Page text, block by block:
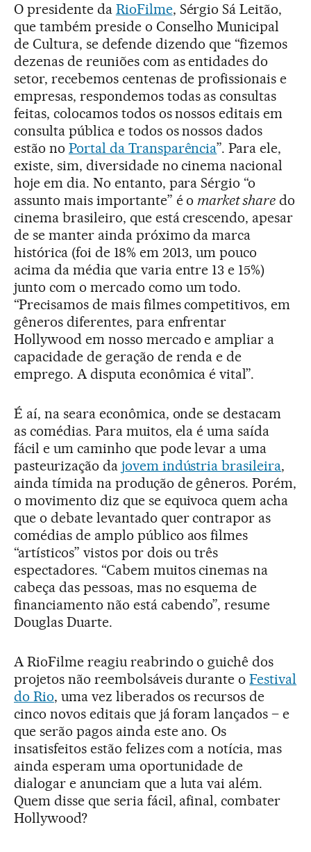
O presidente da RioFilme, Sérgio Sá Leitão,
que também preside o Conselho Municipal
de Cultura, se defende dizendo que “fizemos
dezenas de reuniões com as entidades do
setor, recebemos centenas de profissionais e
empresas, respondemos todas as consultas
feitas, colocamos todos os nossos editais em
consulta pública e todos os nossos dados
estão no Portal da Transparência”. Para ele,
existe, sim, diversidade no cinema nacional
hoje em dia. No entanto, para Sérgio “o
assunto mais importante” é omarket share do
cinema brasileiro, que está crescendo, apesar
de se manter ainda próximo da marca
histórica (foi de 18% em 2013, um pouco
acima da média que varia entre 13 e 15%)
junto com o mercado como um todo.
“Precisamos de mais filmes competitivos, em
gêneros diferentes, para enfrentar
Hollywood em nosso mercado e ampliar a
capacidade de geração de renda e de
emprego. A disputa econômica é vital”.
É aí, na seara econômica, onde se destacam
as comédias. Para muitos, ela é uma saída
fácil e um caminho que pode levar a uma
pasteurização da jovem indústria brasileira,
ainda tímida na produção de gêneros. Porém,
o movimento diz que se equivoca quem acha
que o debate levantado quer contrapor as
comédias de amplo público aos filmes
“artísticos” vistos por dois ou três
espectadores. “Cabem muitos cinemas na
cabeça das pessoas, mas no esquema de
financiamento não está cabendo”, resume
Douglas Duarte.
A RioFilme reagiu reabrindo o guichê dos
projetos não reembolsáveis durante oFestival
do Rio, uma vez liberados os recursos de
cinco novos editais que já foram lançados – e
que serão pagos ainda este ano. Os
insatisfeitos estão felizes com a notícia, mas
ainda esperam uma oportunidade de
dialogar e anunciam que a luta vai além.
Quem disse que seria fácil, afinal, combater
Hollywood?